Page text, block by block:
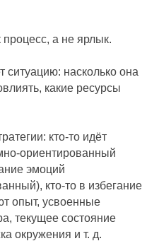
а не ярлык.
ситуацию: насколько она
какие ресурсы
кто-то идёт
ориентированный
эмоций
кто-то в избегание
опыт, усвоенные
текущее состояние
окружения и т. д.